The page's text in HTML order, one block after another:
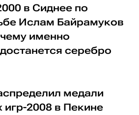
в Сиднее по
Ислам Байрамуков
именно
серебро
медали
2008 в Пекине